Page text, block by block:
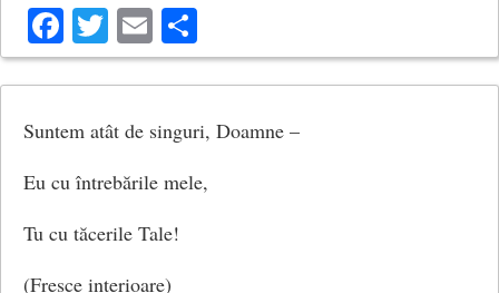
Facebook
Twitter
Email
Suntem atât de singuri, Doamne –
Eu cu întrebările mele,
Tu cu tăcerile Tale!
(Fresce interioare)